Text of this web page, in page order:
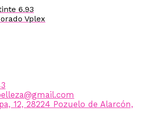
6.93
Vplex
12, 28224 Pozuelo de Alarcón,